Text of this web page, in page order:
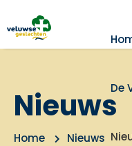
De
Nieuws
Home Nieuws